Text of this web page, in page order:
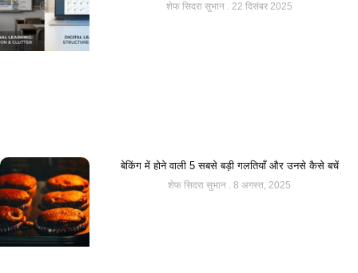
शेफ सिदरा सुभान 22 दिसंबर 2025
बेकिंग में होने वाली 5 सबसे बड़ी गलतियाँ और उनसे कैसे बचें
शेफ सिदरा सुभान 8 अगस्त, 2025